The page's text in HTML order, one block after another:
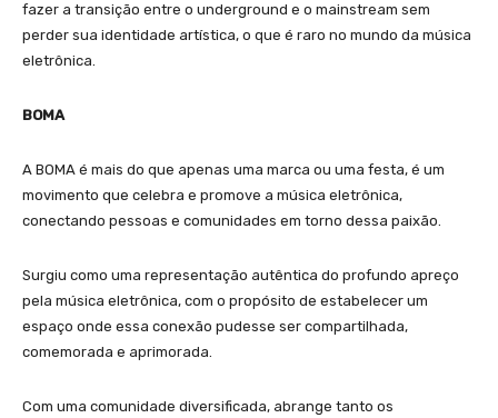
fazer a transição entre o underground e o mainstream sem
perder sua identidade artística, o que é raro no mundo da música
eletrônica.
BOMA
A BOMA é mais do que apenas uma marca ou uma festa, é um
movimento que celebra e promove a música eletrônica,
conectando pessoas e comunidades em torno dessa paixão.
Surgiu como uma representação autêntica do profundo apreço
pela música eletrônica, com o propósito de estabelecer um
espaço onde essa conexão pudesse ser compartilhada,
comemorada e aprimorada.
Com uma comunidade diversificada, abrange tanto os